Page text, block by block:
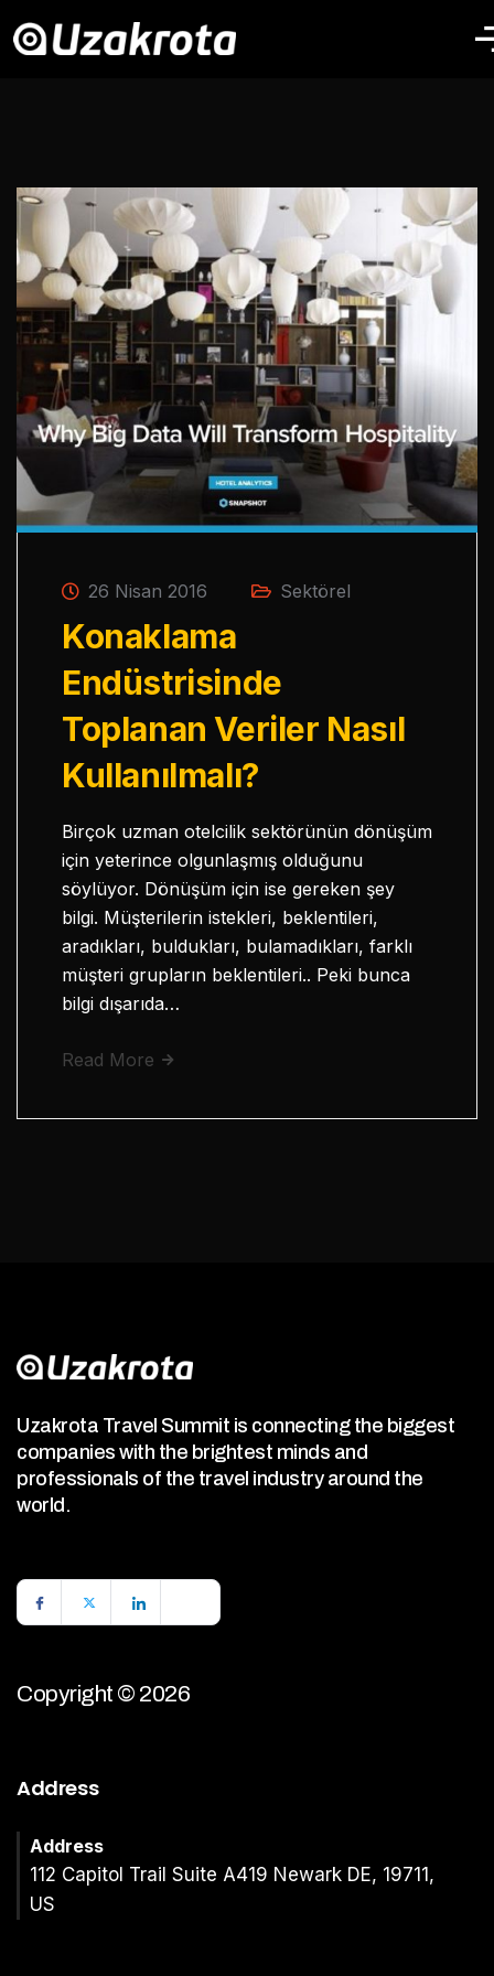
26 Nisan 2016 Sektörel
Konaklama
Endüstrisinde
Toplanan Veriler Nasıl
Kullanılmalı?
Birçok uzman otelcilik sektörünün dönüşüm
için yeterince olgunlaşmış olduğunu
söylüyor. Dönüşüm için ise gereken şey
bilgi. Müşterilerin istekleri, beklentileri,
aradıkları, buldukları, bulamadıkları, farklı
müşteri grupların beklentileri.. Peki bunca
bilgi dışarıda…
Read More
Uzakrota Travel Summit is connecting the biggest
companies with the brightest minds and
professionals of the travel industry around the
world.
Copyright © 2026
Address
Address
112 Capitol Trail Suite A419 Newark DE, 19711,
US